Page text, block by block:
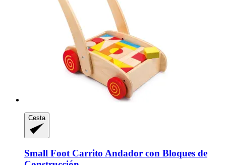
Cesta
Small Foot Carrito Andador con Bloques de